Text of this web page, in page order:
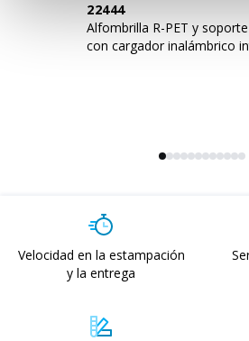
22444
Alfombrilla R-PET y
con cargador inalámbrico
Velocidad en la estampación
y la entrega